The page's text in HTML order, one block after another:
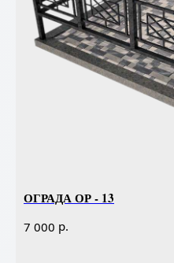
ОГРАДА ОР - 13
7 000 р.